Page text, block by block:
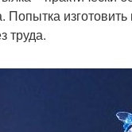
труда.